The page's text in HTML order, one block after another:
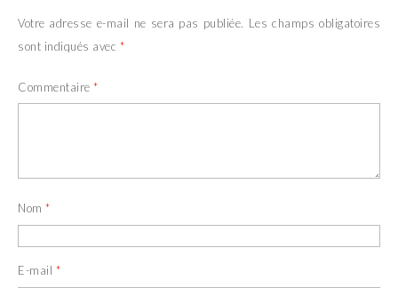
Votre adresse e-mail ne sera pas publiée. Les champs obligatoires
sont indiqués avec *
Commentaire *
Nom *
E-mail *